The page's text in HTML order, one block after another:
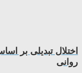
اختلال تبدیلی بر
روانی